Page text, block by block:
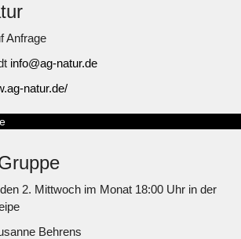
Anfrage
info@ag-natur.de
natur.de/
2. Mittwoch im Monat 18:00 Uhr in der
Behrens